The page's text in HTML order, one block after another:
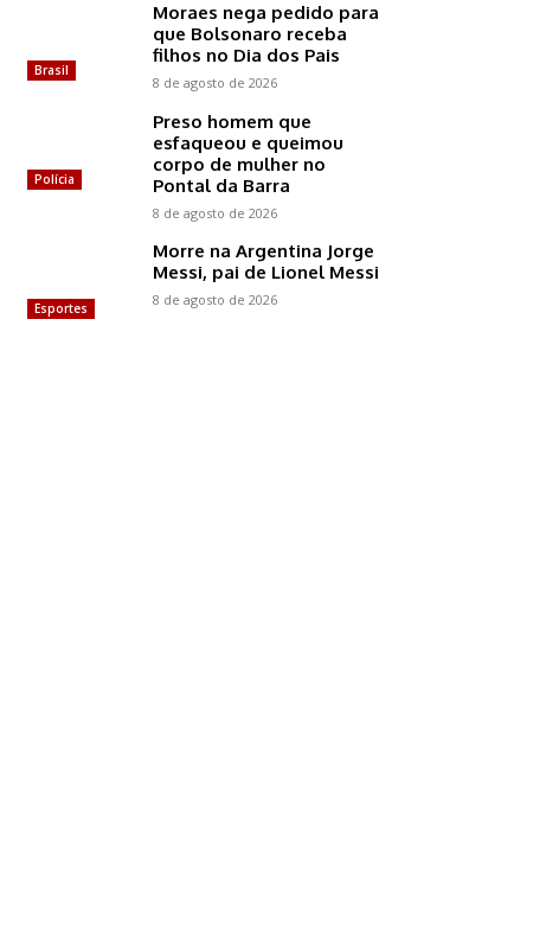
Brasil
Moraes nega pedido para
que Bolsonaro receba
filhos no Dia dos Pais
8 de agosto de 2026
Polícia
Preso homem que
esfaqueou e queimou
corpo de mulher no
Pontal da Barra
8 de agosto de 2026
Esportes
Morre na Argentina Jorge
Messi, pai de Lionel Messi
8 de agosto de 2026